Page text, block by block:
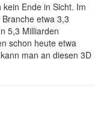
Ende in Sicht. Im
etwa 3,3
5,3 Milliarden
schon heute etwa
man an diesen 3D